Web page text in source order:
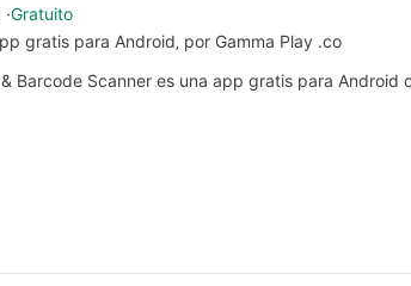
Gratuito
gratis para Android‚ por Gamma Play .co
& Barcode Scanner es una app gratis para Android